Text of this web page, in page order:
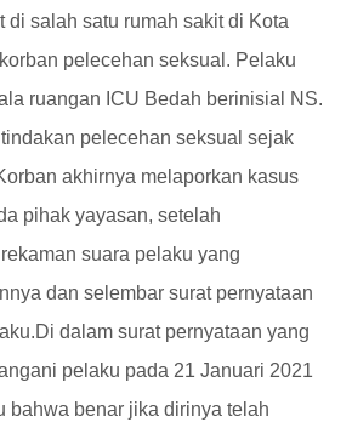
di salah satu rumah sakit di Kota
pelecehan seksual. Pelaku
ruangan ICU Bedah berinisial NS.
pelecehan seksual sejak
akhirnya melaporkan kasus
pihak yayasan, setelah
suara pelaku yang
dan selembar surat pernyataan
Di dalam surat pernyataan yang
pelaku pada 21 Januari 2021
bahwa benar jika dirinya telah